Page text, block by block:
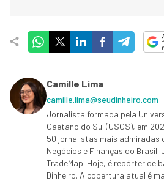
Camille Lima
camille.lima@seudinheiro.com
Jornalista formada pela
Caetano do Sul (USCS), em
50 jornalistas mais admiradas
Negócios e Finanças do
TradeMap. Hoje, é repórter de
Dinheiro. A cobertura atual é